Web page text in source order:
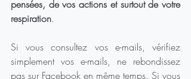
pensées, de vos actions et surtout de votre
respiration.
Si vous consultez vos e-mails, vérifiez
simplement vos e-mails, ne rebondissez
pas sur Facebook en même temps. Si vous